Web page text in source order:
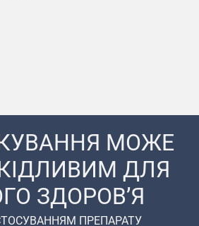
МОЖЕ
ДЛЯ
ЗДОРОВ’Я
ПРЕПАРАТУ